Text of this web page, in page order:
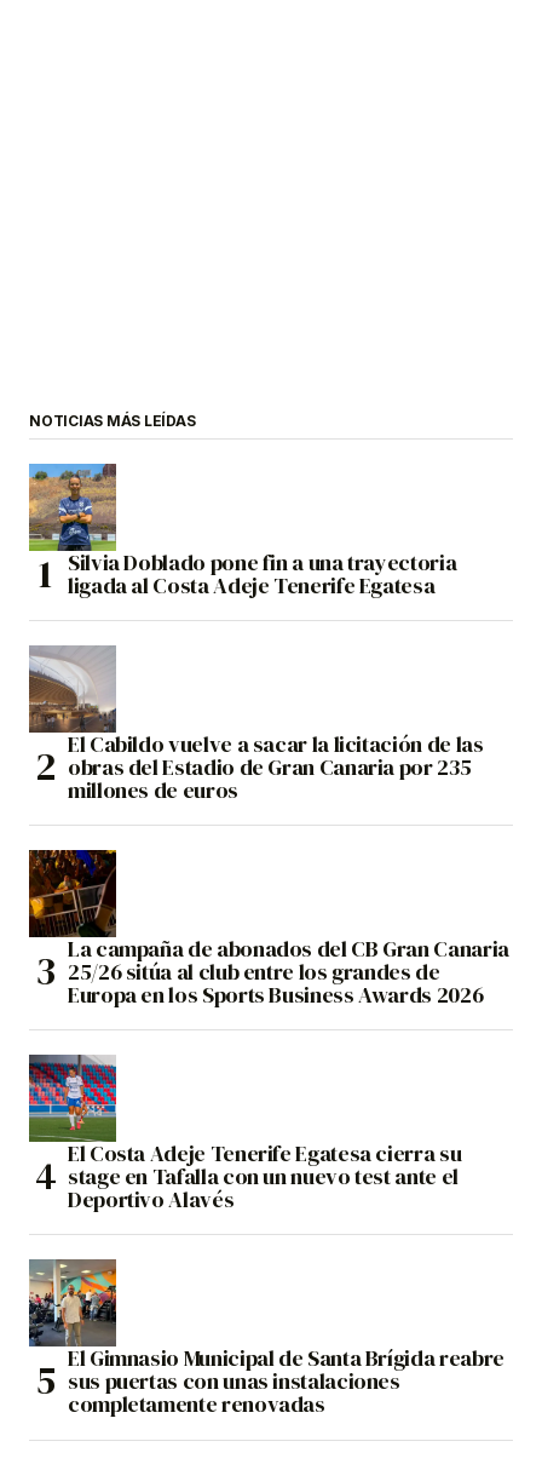
NOTICIAS MÁS LEÍDAS
Silvia Doblado pone fin a una trayectoria
ligada al Costa Adeje Tenerife Egatesa
El Cabildo vuelve a sacar la licitación de las
obras del Estadio de Gran Canaria por 235
millones de euros
La campaña de abonados del CB Gran Canaria
25/26 sitúa al club entre los grandes de
Europa en los Sports Business Awards 2026
El Costa Adeje Tenerife Egatesa cierra su
stage en Tafalla con un nuevo test ante el
Deportivo Alavés
El Gimnasio Municipal de Santa Brígida reabre
sus puertas con unas instalaciones
completamente renovadas